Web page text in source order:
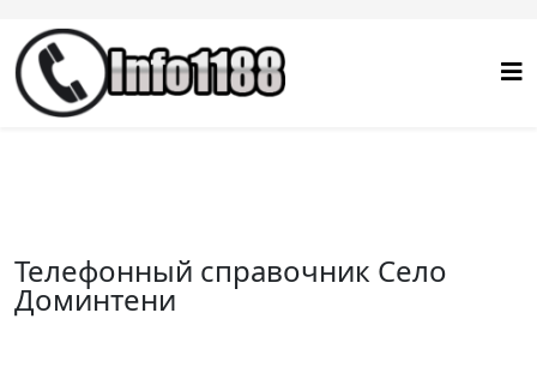
Телефонный справочник Село
Доминтени